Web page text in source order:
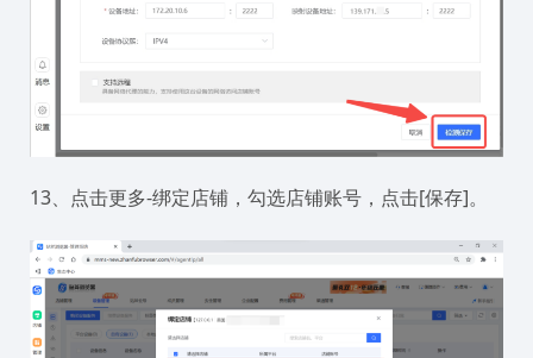
13、点击更多-绑定店铺，勾选店铺账号，点击[保存]。